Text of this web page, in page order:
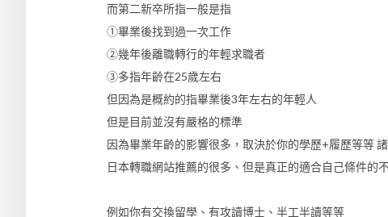
而第二新卒所指一般是指
①畢業後找到過一次工作
②幾年後離職轉行的年輕求職者
③多指年齡在25歲左右
但因為是概約的指畢業後3年左右的年輕人
但是目前並沒有嚴格的標準
因為畢業年齡的影響很多，取決於你的學歷+履歷等等
日本轉職網站推薦的很多、但是真正的適合自己條件的
例如你有交換留學、有攻讀博士、半工半讀等等